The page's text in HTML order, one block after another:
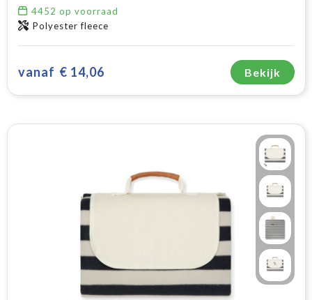
4452 op voorraad
Polyester fleece
vanaf € 14,06 Bekijk